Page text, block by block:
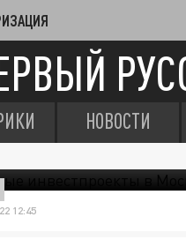
НОВОСТИ
12:45